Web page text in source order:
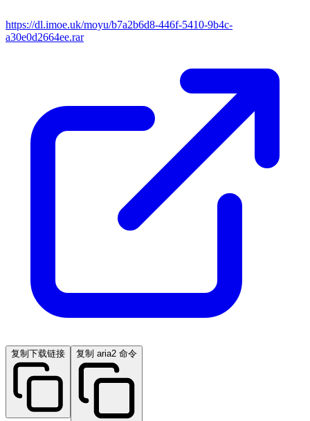
https://dl.imoe.uk/moyu/b7a2b6d8-446f-5410-9b4c-
a30e0d2664ee.rar
复制下载链接 复制 aria2 命令